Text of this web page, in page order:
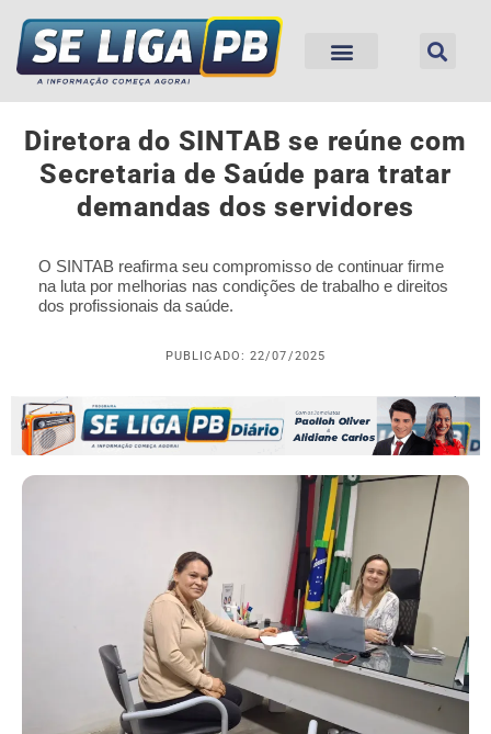
Diretora do SINTAB se reúne com
Secretaria de Saúde para tratar
demandas dos servidores
O SINTAB reafirma seu compromisso de continuar firme
na luta por melhorias nas condições de trabalho e direitos
dos profissionais da saúde.
PUBLICADO: 22/07/2025